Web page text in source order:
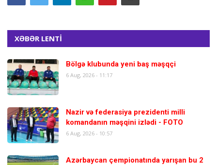
XƏBƏR LENTİ
Bölgə klubunda yeni baş məşqçi
6 Aug, 2026 - 11:17
Nazir və federasiya prezidenti milli
komandanın məşqini izlədi - FOTO
6 Aug, 2026 - 10:57
Azərbaycan çempionatında yarışan bu 2